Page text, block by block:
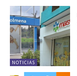
NOTICIAS